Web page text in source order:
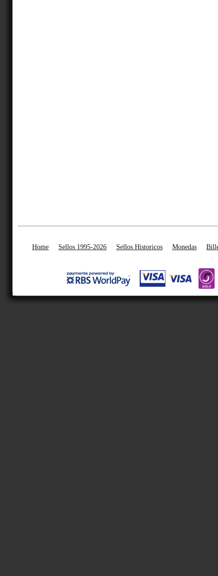
Home Sellos 1995-2026 Sellos Historicos Monedas